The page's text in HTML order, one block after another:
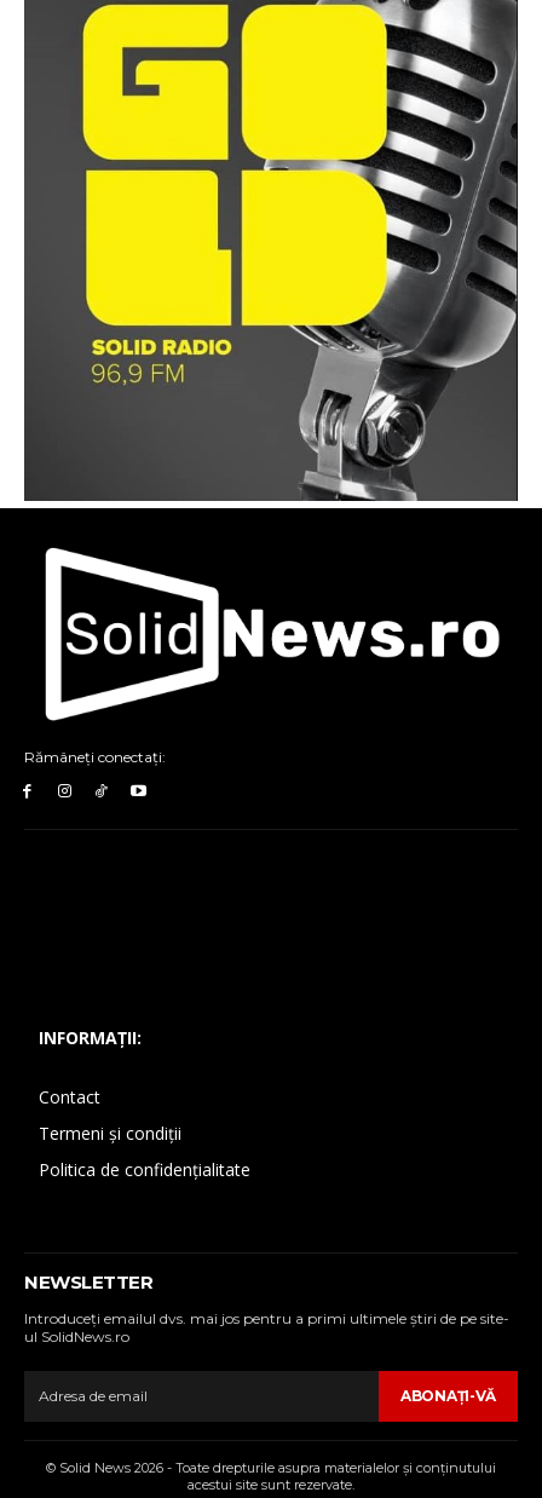
Rămâneți conectați:
INFORMAȚII:
Contact
Termeni și condiții
Politica de confidențialitate
NEWSLETTER
Introduceţi emailul dvs. mai jos pentru a primi ultimele ştiri de pe site-
ul SolidNews.ro
ABONAŢI-VĂ
© Solid News 2026 - Toate drepturile asupra materialelor şi conţinutului
acestui site sunt rezervate.